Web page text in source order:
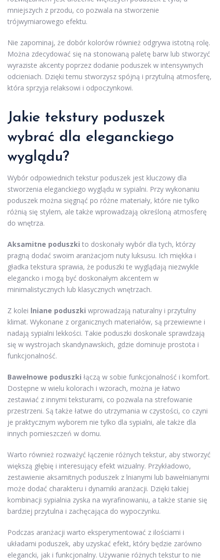
mniejszych z przodu, co pozwala na stworzenie
trójwymiarowego efektu.
Nie zapominaj, że dobór kolorów również odgrywa istotną rolę.
Można zdecydować się na stonowaną paletę barw lub stworzyć
wyraziste akcenty poprzez dodanie poduszek w intensywnych
odcieniach. Dzięki temu stworzysz spójną i przytulną atmosferę,
która sprzyja relaksowi i odpoczynkowi.
Jakie tekstury poduszek
wybrać dla eleganckiego
wyglądu?
Wybór odpowiednich tekstur poduszek jest kluczowy dla
stworzenia eleganckiego wyglądu w sypialni. Przy wykonaniu
poduszek można sięgnąć po różne materiały, które nie tylko
różnią się stylem, ale także wprowadzają określoną atmosferę
do wnętrza.
Aksamitne poduszki to doskonały wybór dla tych, którzy
pragną dodać swoim aranżacjom nuty luksusu. Ich miękka i
gładka tekstura sprawia, że poduszki te wyglądają niezwykle
elegancko i mogą być doskonałym akcentem w
minimalistycznych lub klasycznych wnętrzach.
Z kolei lniane poduszki wprowadzają naturalny i przytulny
klimat. Wykonane z organicznych materiałów, są przewiewne i
nadają sypialni lekkości. Takie poduszki doskonale sprawdzają
się w wystrojach skandynawskich, gdzie dominuje prostota i
funkcjonalność.
Bawełnowe poduszki łączą w sobie funkcjonalność i komfort.
Dostępne w wielu kolorach i wzorach, można je łatwo
zestawiać z innymi teksturami, co pozwala na strefowanie
przestrzeni. Są także łatwe do utrzymania w czystości, co czyni
je praktycznym wyborem nie tylko dla sypialni, ale także dla
innych pomieszczeń w domu.
Warto również rozważyć łączenie różnych tekstur, aby stworzyć
większą głębię i interesujący efekt wizualny. Przykładowo,
zestawienie aksamitnych poduszek z lnianymi lub bawełnianymi
może dodać charakteru i dynamiki aranżacji. Dzięki takiej
kombinacji sypialnia zyska na wyrafinowaniu, a także stanie się
bardziej przytulna i zachęcająca do wypoczynku.
Podczas aranżacji warto eksperymentować z ilościami i
układami poduszek, aby uzyskać efekt, który będzie zarówno
elegancki, jak i funkcjonalny. Używanie różnych tekstur to nie